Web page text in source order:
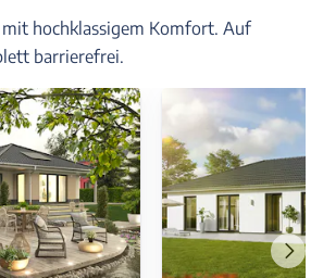
hochklassigem Komfort. Auf
barrierefrei.